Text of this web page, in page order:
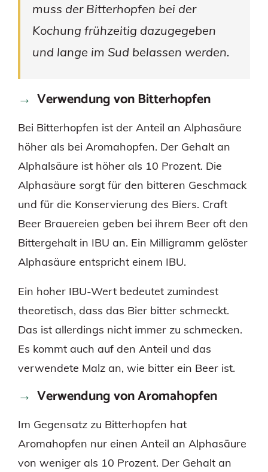
muss der Bitterhopfen bei der
Kochung frühzeitig dazugegeben
und lange im Sud belassen werden.
Verwendung von Bitterhopfen
Bei Bitterhopfen ist der Anteil an Alphasäure
höher als bei Aromahopfen. Der Gehalt an
Alphalsäure ist höher als 10 Prozent. Die
Alphasäure sorgt für den bitteren Geschmack
und für die Konservierung des Biers. Craft
Beer Brauereien geben bei ihrem Beer oft den
Bittergehalt in IBU an. Ein Milligramm gelöster
Alphasäure entspricht einem IBU.
Ein hoher IBU-Wert bedeutet zumindest
theoretisch, dass das Bier bitter schmeckt.
Das ist allerdings nicht immer zu schmecken.
Es kommt auch auf den Anteil und das
verwendete Malz an, wie bitter ein Beer ist.
Verwendung von Aromahopfen
Im Gegensatz zu Bitterhopfen hat
Aromahopfen nur einen Anteil an Alphasäure
von weniger als 10 Prozent. Der Gehalt an